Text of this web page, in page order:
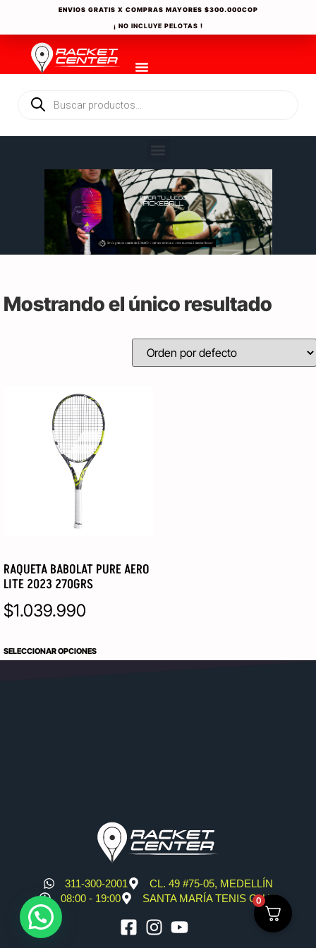
ENVIOS GRATIS X COMPRAS MAYORES $300.000COP
¡ NO INCLUYE PELOTAS !
Mostrando el único resultado
RAQUETA BABOLAT PURE AERO
LITE 2023 270GRS
$1.039.990
SELECCIONAR OPCIONES
311-300-2001
CL. 49 #75-05, MEDELLÍN
08:00 - 19:00
SANTA MARÍA TENIS CLUB
0